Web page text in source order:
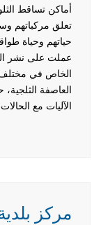
أماكن تساقط
تعلق مركباتهم
حياتهم وحياة
عملت على نشر
الخاص في مختلف
العاصفة
الآليات مع
مركز